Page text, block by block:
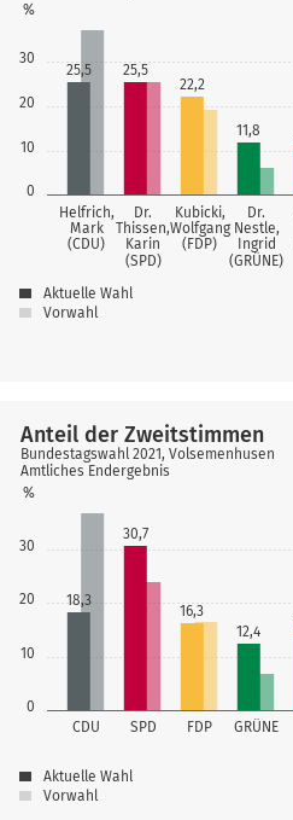
0
10
20
30
%
Helfrich,
Mark
(CDU)
Dr.
Thissen,
Karin
(SPD)
Kubicki,
Wolfgang
(FDP)
Dr.
Nestle,
Ingrid
(GRÜNE)
25,5
25,5
22,2
11,8
Aktuelle Wahl
Vorwahl
0
10
20
30
%
CDU SPD FDP GRÜNE
18,3
30,7
16,3
12,4
Anteil der Zweitstimmen
Bundestagswahl 2021, Volsemenhusen
Amtliches Endergebnis
Aktuelle Wahl
Vorwahl